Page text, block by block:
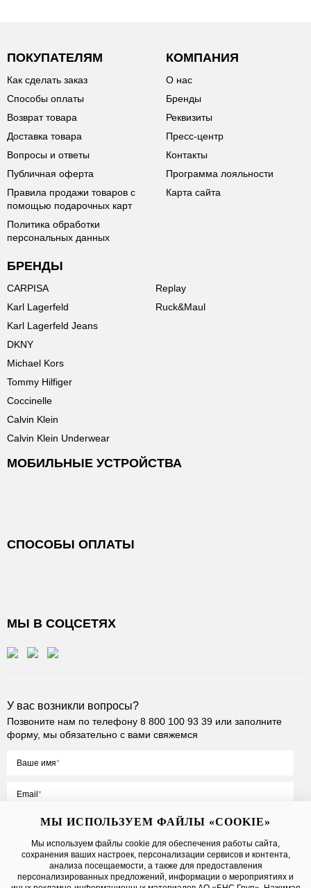
ПОКУПАТЕЛЯМ
Как сделать заказ
Способы оплаты
Возврат товара
Доставка товара
Вопросы и ответы
Публичная оферта
Правила продажи товаров с
помощью подарочных карт
Политика обработки
персональных данных
КОМПАНИЯ
О нас
Бренды
Реквизиты
Пресс-центр
Контакты
Программа лояльности
Карта сайта
БРЕНДЫ
CARPISA
Karl Lagerfeld
Karl Lagerfeld Jeans
DKNY
Michael Kors
Tommy Hilfiger
Coccinelle
Calvin Klein
Calvin Klein Underwear
Replay
Ruck&Maul
МОБИЛЬНЫЕ УСТРОЙСТВА
СПОСОБЫ ОПЛАТЫ
МЫ В СОЦСЕТЯХ
У вас возникли вопросы?
Позвоните нам по телефону 8 800 100 93 39 или заполните
форму, мы обязательно с вами свяжемся
Ваше имя
Email
Нажимая на кнопку «Отправить», вы принимаете условияПубличной
оферты, даетесогласие на обработку персональных данных
МЫ ИСПОЛЬЗУЕМ ФАЙЛЫ «COOKIE»
Мы используем файлы cookie для обеспечения работы сайта,
сохранения ваших настроек, персонализации сервисов и контента,
анализа посещаемости, а также для предоставления
персонализированных предложений, информации о мероприятиях и